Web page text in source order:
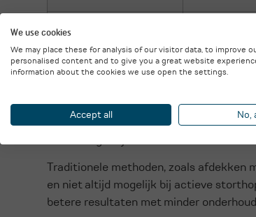
Zamgławianie
Water sproeien 40-60%
Schuimbehandeling werkt goed bij
Het schuim bindt stofdeeltjes direct bij
een nevelgordijn rond stofbronnen en
Traditionele methoden, zoals afdekken
en niet altijd mogelijk bij actieve
betere resultaten met minder
We use cookies
We may place these for analysis of our visitor data, to improve
personalised content and to give you a great website
information about the cookies we use open the settings.
Accept all No,